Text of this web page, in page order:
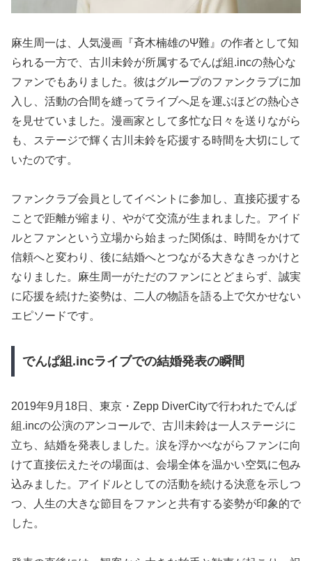
麻生周一は、人気漫画『斉木楠雄のΨ難』の作者として知
られる一方で、古川未鈴が所属するでんぱ組.incの熱心な
ファンでもありました。彼はグループのファンクラブに加
入し、活動の合間を縫ってライブへ足を運ぶほどの熱心さ
を見せていました。漫画家として多忙な日々を送りながら
も、ステージで輝く古川未鈴を応援する時間を大切にして
いたのです。
ファンクラブ会員としてイベントに参加し、直接応援する
ことで距離が縮まり、やがて交流が生まれました。アイド
ルとファンという立場から始まった関係は、時間をかけて
信頼へと変わり、後に結婚へとつながる大きなきっかけと
なりました。麻生周一がただのファンにとどまらず、誠実
に応援を続けた姿勢は、二人の物語を語る上で欠かせない
エピソードです。
でんぱ組.incライブでの結婚発表の瞬間
2019年9月18日、東京・Zepp DiverCityで行われたでんぱ
組.incの公演のアンコールで、古川未鈴は一人ステージに
立ち、結婚を発表しました。涙を浮かべながらファンに向
けて直接伝えたその場面は、会場全体を温かい空気に包み
込みました。アイドルとしての活動を続ける決意を示しつ
つ、人生の大きな節目をファンと共有する姿勢が印象的で
した。